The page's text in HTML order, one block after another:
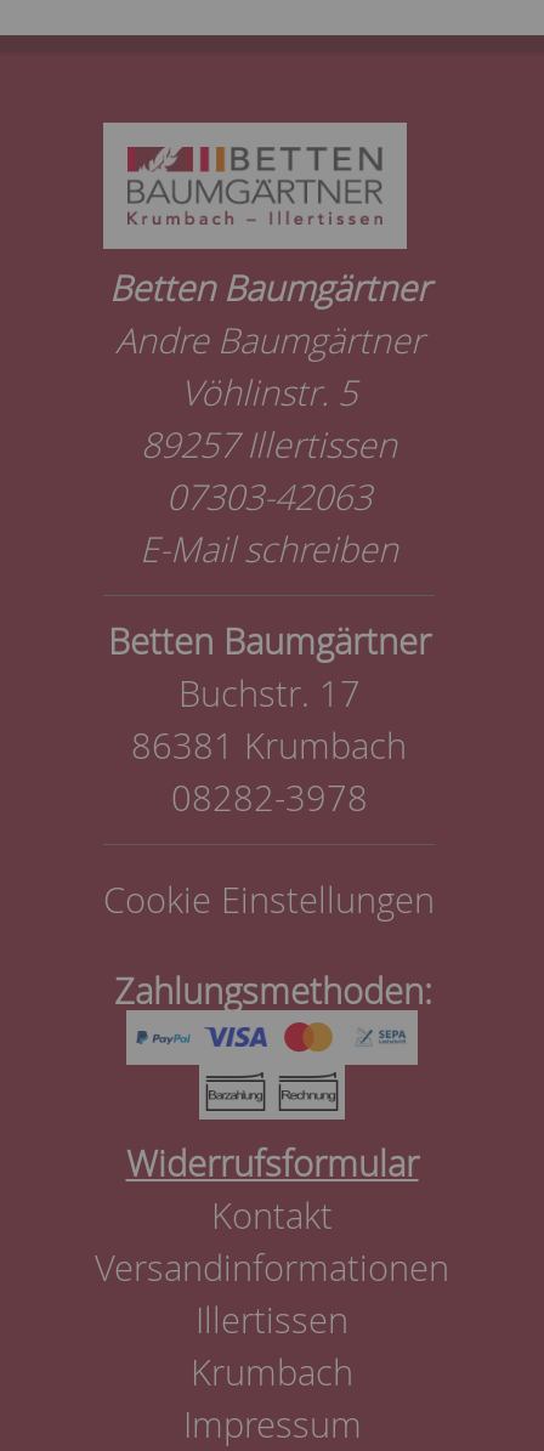
Betten Baumgärtner
Andre Baumgärtner
Vöhlinstr. 5
89257 Illertissen
07303-42063
E-Mail schreiben
Betten Baumgärtner
Buchstr. 17
86381 Krumbach
08282-3978
Cookie Einstellungen
Zahlungsmethoden:
Widerrufsformular
Kontakt
Versandinformationen
Illertissen
Krumbach
Impressum